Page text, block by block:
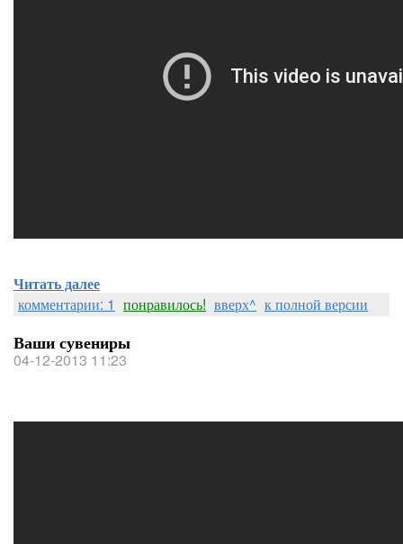
Читать далее
комментарии: 1 понравилось! вверх^ к полной версии
Ваши сувениры
04-12-2013 11:23